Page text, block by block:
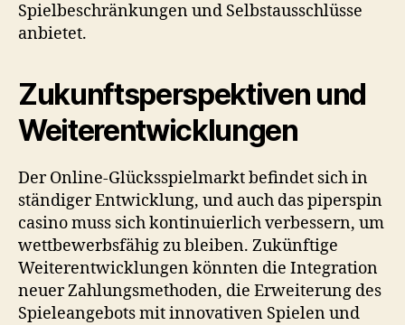
Spielbeschränkungen und Selbstausschlüsse
anbietet.
Zukunftsperspektiven und
Weiterentwicklungen
Der Online-Glücksspielmarkt befindet sich in
ständiger Entwicklung, und auch daspiperspin
casinomuss sich kontinuierlich verbessern, um
wettbewerbsfähig zu bleiben. Zukünftige
Weiterentwicklungen könnten die Integration
neuer Zahlungsmethoden, die Erweiterung des
Spieleangebots mit innovativen Spielen und